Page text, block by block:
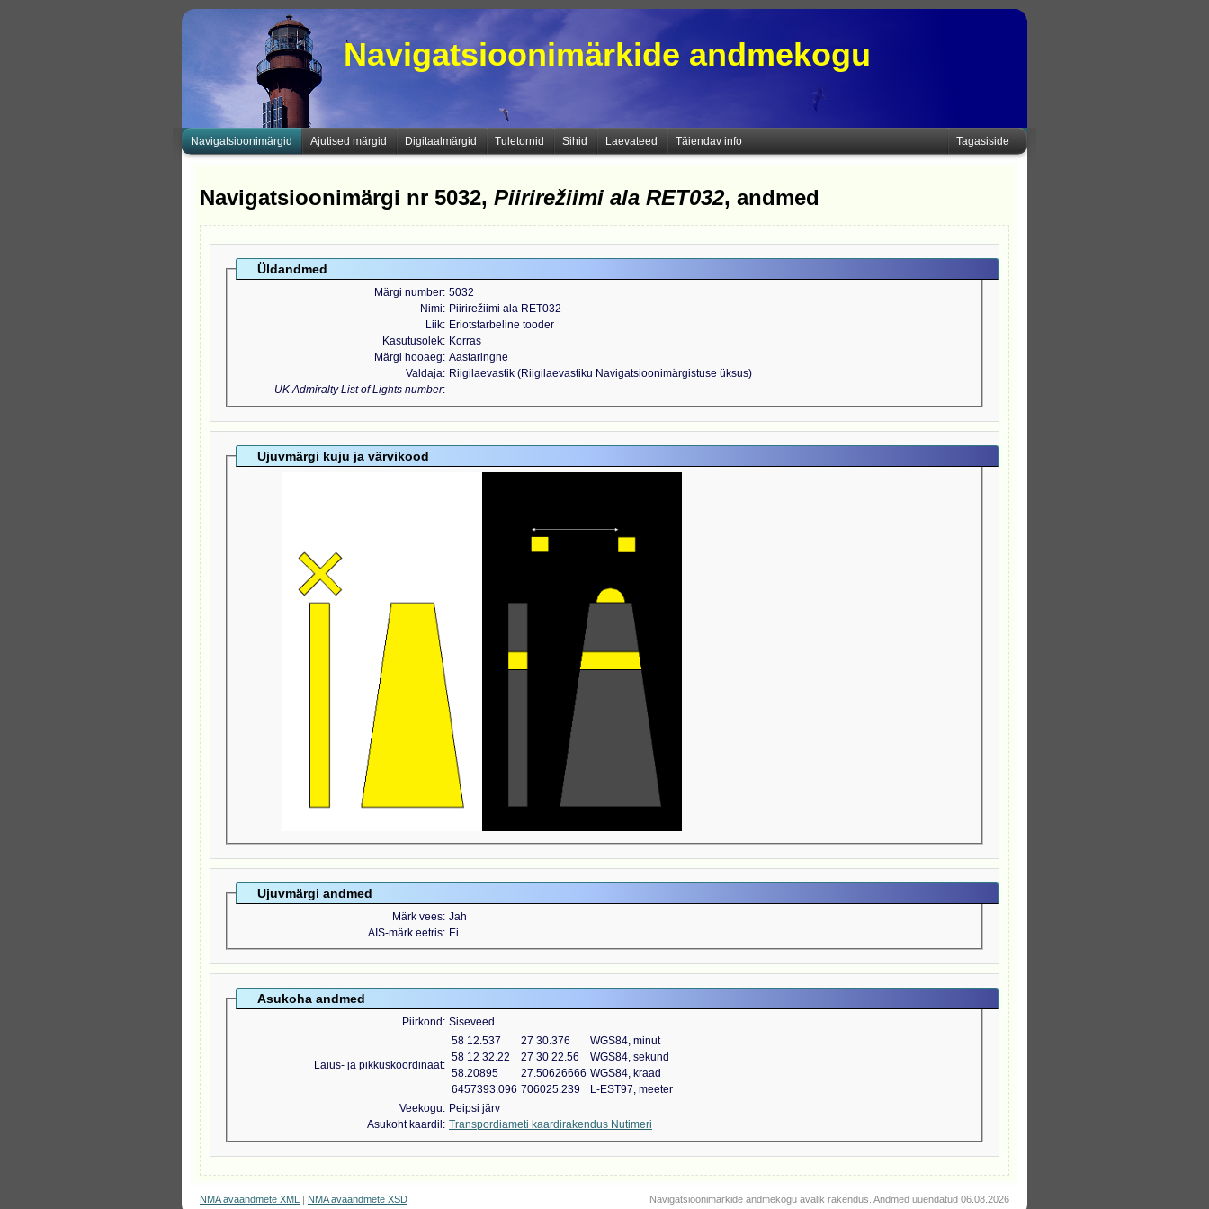
Navigatsioonimärkide andmekogu
Navigatsioonimärgid Ajutised märgid Digitaalmärgid Tuletornid Sihid Laevateed Täiendav info Tagasiside
Navigatsioonimärgi nr 5032, Piirirežiimi ala RET032, andmed
Üldandmed
Märgi number 5032
Nimi
Piirirežiimi ala RET032
Liik
Eriotstarbeline tooder
Kasutusolek
Korras
Märgi hooaeg Aastaringne
Valdaja
Riigilaevastik (Riigilaevastiku Navigatsioonimärgistuse üksus)
UK Admiralty List of Lights number -
Ujuvmärgi kuju ja värvikood
Ujuvmärgi andmed
Märk vees Jah
AIS-märk eetris Ei
Asukoha andmed
Piirkond Siseveed
Laius- ja pikkuskoordinaat
58 12.537 27 30.376
WGS84, minut
58 12 32.22
27 30 22.56
WGS84, sekund
58.20895
27.50626666 WGS84, kraad
6457393.096 706025.239
L-EST97, meeter
Veekogu
Peipsi järv
Asukoht kaardil
Transpordiameti kaardirakendus Nutimeri
NMA avaandmete XML | NMA avaandmete XSD Navigatsioonimärkide andmekogu avalik rakendus. Andmed uuendatud 06.08.2026